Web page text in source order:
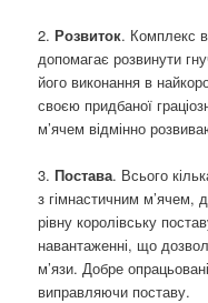
2.Розвиток. Комплекс
допомагає розвинути
його виконання в
своєю придбаної
м’ячем відмінно
3.Постава. Всього
з гімнастичним м’ячем,
рівну королівську
навантаженні, що
м’язи. Добре
виправляючи поставу.